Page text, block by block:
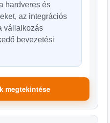
hardveres és
az integrációs
vállalkozás
bevezetési
megtekintése